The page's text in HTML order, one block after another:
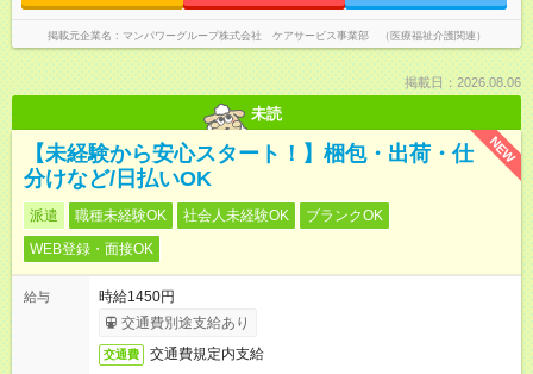
掲載元企業名 マンパワーグループ株式会社 ケアサービス事業部 （医療福祉介護関連）
掲載日：2026.08.06
未読
NEW
【未経験から安心スタート！】梱包・出荷・仕
分けなど/日払いOK
派遣 職種未経験OK 社会人未経験OK
ブランクOK
WEB登録・面接OK
給与
時給1450円
交通費別途支給あり
交通費 交通費規定内支給